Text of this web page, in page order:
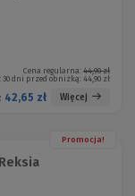
Cena regularna: 44,90 zł
30 dni przed obniżką: 44,90 zł
42,65 zł Więcej
Promocja!